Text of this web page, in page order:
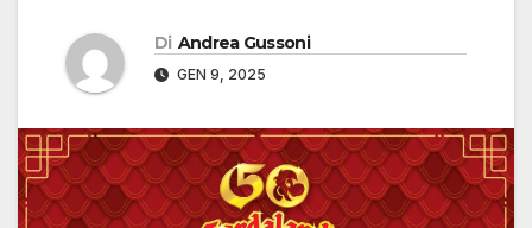
Di Andrea Gussoni
GEN 9, 2025